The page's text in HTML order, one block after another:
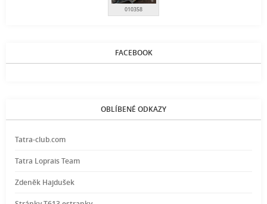
010358
FACEBOOK
OBLÍBENÉ ODKAZY
Tatra-club.com
Tatra Loprais Team
Zdeněk Hajdušek